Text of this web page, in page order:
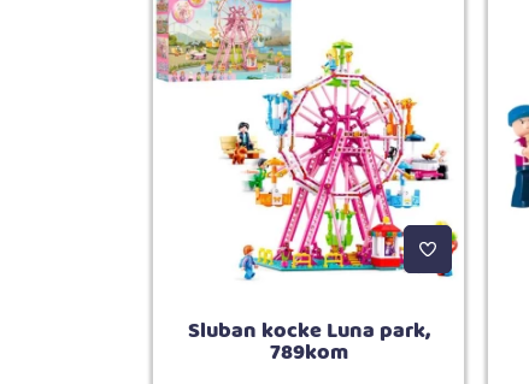
Sluban kocke Luna park,
789kom